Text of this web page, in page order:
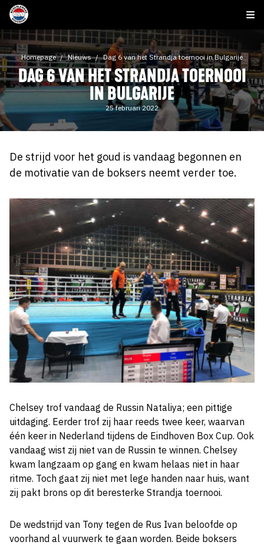
Homepage Nieuws Dag 6 van het Strandja toernooi in Bulgarije
DAG 6 VAN HET STRANDJA TOERNOOI
IN BULGARIJE
25 februari 2022
De strijd voor het goud is vandaag begonnen en
de motivatie van de boksers neemt verder toe.
Chelsey trof vandaag de Russin Nataliya; een pittige
uitdaging. Eerder trof zij haar reeds twee keer, waarvan
één keer in Nederland tijdens de Eindhoven Box Cup. Ook
vandaag wist zij niet van de Russin te winnen. Chelsey
kwam langzaam op gang en kwam helaas niet in haar
ritme. Toch gaat zij niet met lege handen naar huis, want
zij pakt brons op dit beresterke Strandja toernooi.
De wedstrijd van Tony tegen de Rus Ivan beloofde op
voorhand al vuurwerk te gaan worden. Beide boksers